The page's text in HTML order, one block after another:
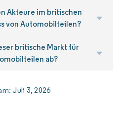
Akteure im britischen
von Automobilteilen?
britische Markt für
ab?
Juli 3, 2026